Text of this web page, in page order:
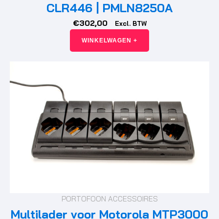
CLR446 | PMLN8250A
€302,00 Excl. BTW
WINKELWAGEN +
PORTOFOON ACCESSOIRES
Multilader voor Motorola MTP3000